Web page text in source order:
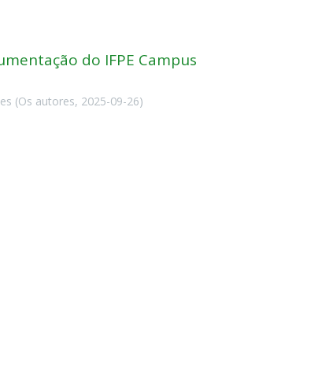
do IFPE Campus
(Os autores, 2025-09-26)